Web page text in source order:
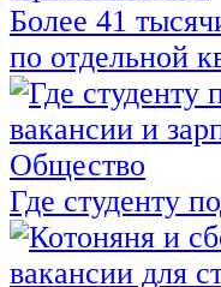
Более 41
по отдельной
Общество
Где студенту